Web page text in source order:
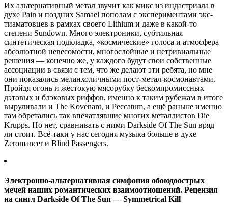
Их альтернативный метал звучит как микс из индастриала в
духе Pain и поздних Samael пополам с экспериментами экс-
тиаматовцев в рамках своего Lithium и даже в какой-то
степени Sundown. Много электроники, субтильная
синтетическая подкладка, «космические» голоса и атмосфера
абсолютной невесомости, многослойные и нетривиальные
решения — конечно же, у каждого будут свои собственные
ассоциации в связи с тем, что же делают эти ребята, но мне
они показались меланхоличными пост-метал-космонавтами.
Пройдя огонь и жестокую мясорубку бескомпромиссных
дэтовых и блэковых риффов, именно к таким рубежам в итоге
выруливали и The Kovenant, и Peccatum, а ещё раньше именно
там обретались так впечатлявшие многих металлистов Die
Krupps. Но нет, сравнивать с ними Darkside Of The Sun вряд
ли стоит. Всё-таки у нас сегодня музыка больше в духе
Zeromancer и Blind Passengers.
Электронно-альтернативная симфония обоюдоострых
мечей наших романтических взаимоотношений. Рецензия
на сингл Darkside Of The Sun — Symmetrical Kill